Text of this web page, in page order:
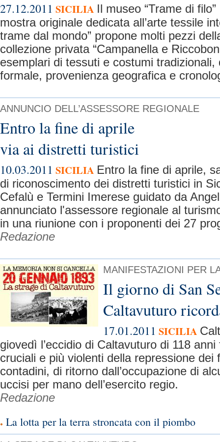
27.12.2011 SICILIA Il museo “Trame di
mostra originale dedicata all’arte tessile
trame dal mondo” propone molti pezzi
collezione privata “Campanella e
esemplari di tessuti e costumi tradizionali,
formale, provenienza geografica e
ANNUNCIO DELL’ASSESSORE REGIONALE
Entro la fine di aprile
via ai distretti turistici
10.03.2011 SICILIA Entro la fine di aprile,
di riconoscimento dei distretti turistici in
Cefalù e Termini Imerese guidato da
annunciato l'assessore regionale al
in una riunione con i proponenti dei 27
Redazione
MANIFESTAZIONI PER
Il giorno di San
Caltavuturo
17.01.2011 SICILIA
giovedì l’eccidio di Caltavuturo di 118
cruciali e più violenti della repressione dei
contadini, di ritorno dall’occupazione di
uccisi per mano dell’esercito regio.
Redazione
La lotta per la terra stroncata con il piombo